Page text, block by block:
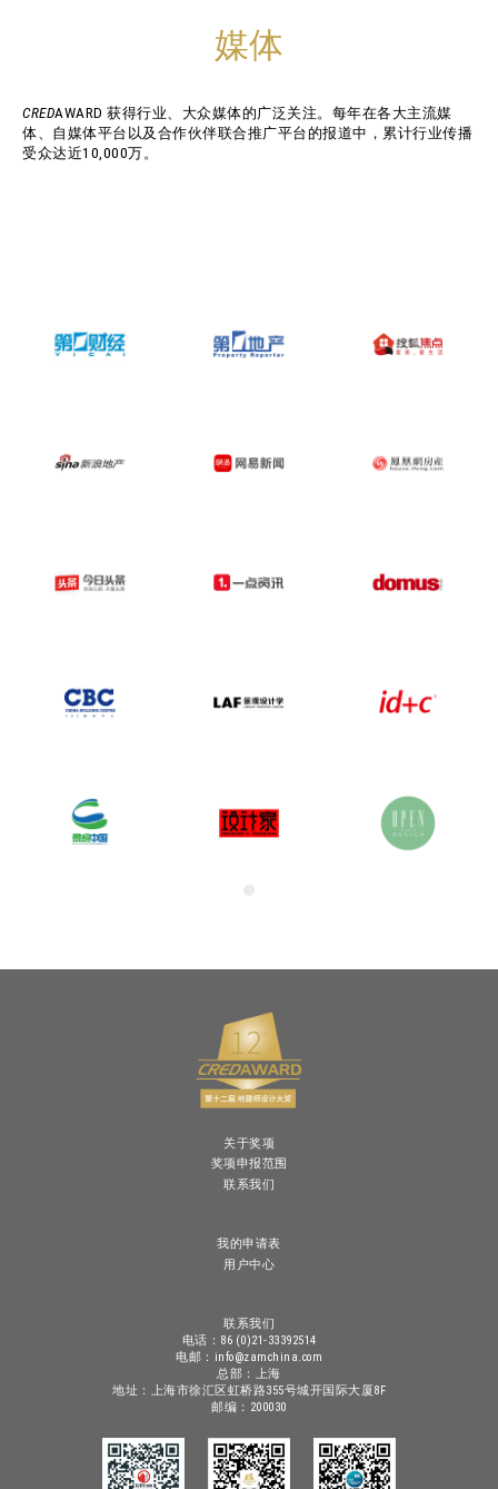
媒体
CREDAWARD 获得行业、大众媒体的广泛关注。每年在各大主流媒
体、自媒体平台以及合作伙伴联合推广平台的报道中，累计行业传播
受众达近10,000万。
关于奖项
奖项申报范围
联系我们
我的申请表
用户中心
联系我们
电话：86 (0)21-33392514
电邮：info@zamchina.com
总部：上海
地址：上海市徐汇区虹桥路355号城开国际大厦8F
邮编：200030